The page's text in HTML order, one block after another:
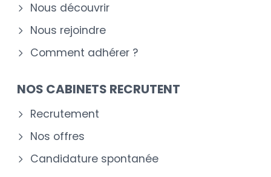
Nous découvrir
Nous rejoindre
Comment adhérer ?
NOS CABINETS RECRUTENT
Recrutement
Nos offres
Candidature spontanée